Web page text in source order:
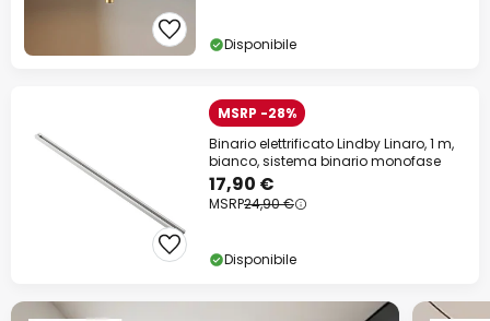
Disponibile
MSRP -28%
Binario elettrificato Lindby Linaro, 1 m,
bianco, sistema binario monofase
17,90 €
MSRP24,90 €
Disponibile